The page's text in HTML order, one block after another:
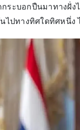
กระบอกปืนมาทาง
ไปทางทิศใดทิศหนึ่ง